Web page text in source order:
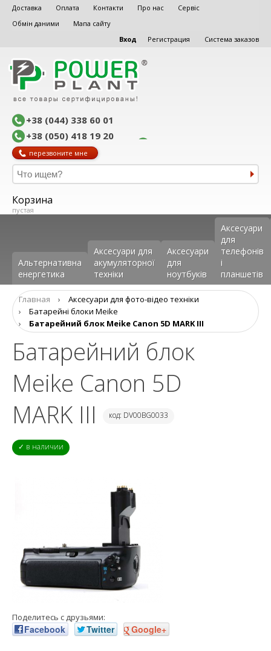
Доставка Оплата Контакти Про нас
Сервіс
Обмін даними
Мапа сайту
Вход
Регистрация Система заказов
+38 (044) 338 60 01
+38 (050) 418 19 20
перезвоните мне
Корзина
пустая
Альтернативна
енергетика
Аксесуари для
акумуляторної
техніки
Аксесуари
для
ноутбуків
Аксеcуари
для
телефонів
і
планшетів
Главная ›
Аксесуари для фото-відео техніки
›
Батарейні блоки Meike
›
Батарейний блок Meike Canon 5D MARK III
Батарейний блок
Meike Canon 5D
MARK III
код: DV00BG0033
✓ в наличии
Поделитесь с друзьями:
Facebook Twitter Google+